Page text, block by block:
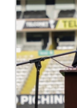
n
d
e
e
n
t